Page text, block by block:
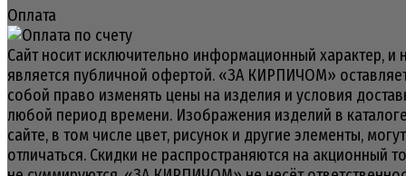
Оплата
Сайт носит исключительно информационный характер, и
является публичной офертой. «ЗА КИРПИЧОМ»
собой право изменять цены на изделия и условия
любой период времени. Изображения изделий в
сайте, в том числе цвет, рисунок и другие элементы, могут
отличаться. Скидки не распространяются на акционный